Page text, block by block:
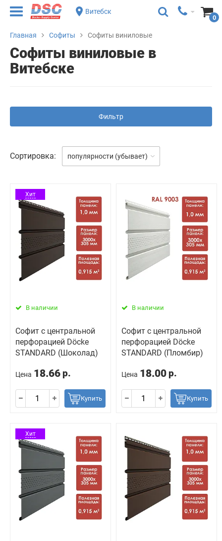
Витебск
0
Главная Софиты Софиты виниловые
Софиты виниловые в
Витебске
Фильтр
Сортировка: популярности (убывает)
Хит
В наличии
Софит с центральной
перфорацией Döcke
STANDARD (Шоколад)
Цена 18.66 р.
Купить
В наличии
Софит с центральной
перфорацией Döcke
STANDARD (Пломбир)
Цена 18.00 р.
Купить
Хит